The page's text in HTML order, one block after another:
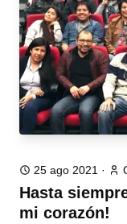
25 ago 2021 ·
Hasta
mi corazón!